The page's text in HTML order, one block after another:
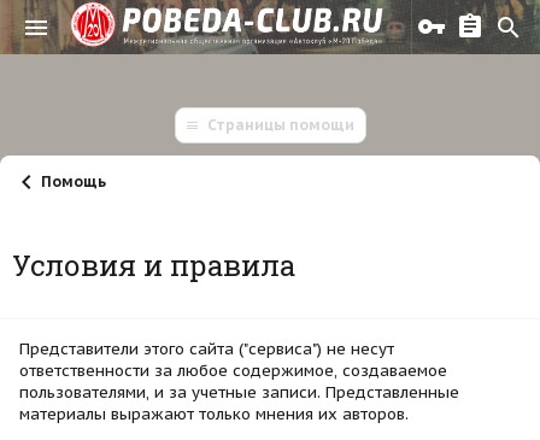
Страницы помощи
Помощь
Условия и правила
Представители этого сайта ("сервиса") не несут
ответственности за любое содержимое, создаваемое
пользователями, и за учетные записи. Представленные
материалы выражают только мнения их авторов.